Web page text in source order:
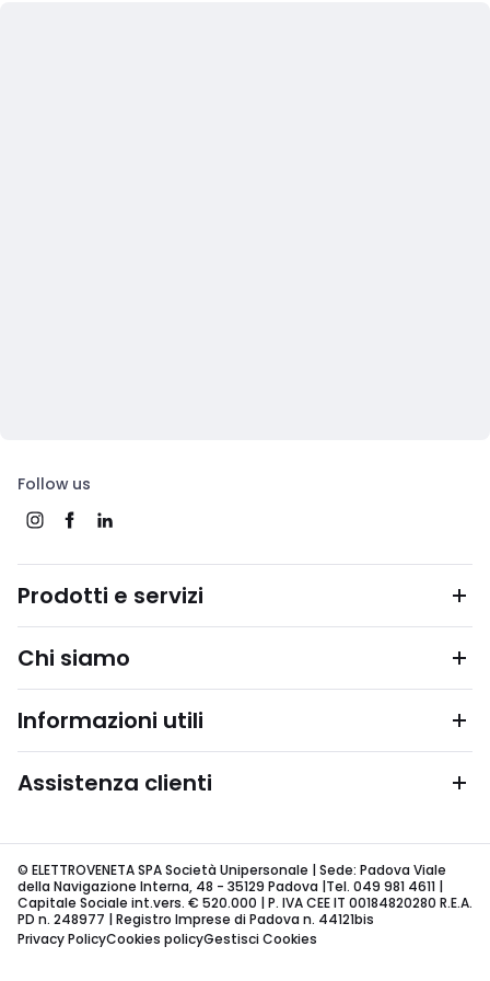
Follow us
Prodotti e servizi
Chi siamo
Informazioni utili
Assistenza clienti
© ELETTROVENETA SPA Società Unipersonale | Sede: Padova Viale
della Navigazione Interna, 48 - 35129 Padova |Tel. 049 981 4611 |
Capitale Sociale int.vers. € 520.000 | P. IVA CEE IT 00184820280 R.E.A.
PD n. 248977 | Registro Imprese di Padova n. 44121bis
Privacy PolicyCookies policyGestisci Cookies